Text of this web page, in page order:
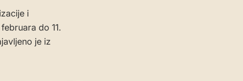
i
do 11.
je iz